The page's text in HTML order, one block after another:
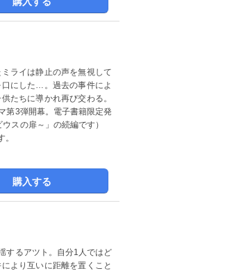
ライは静止の声を無視して
にした…。過去の事件によ
たちに導かれ再び交わる。
第3弾開幕。電子書籍限定発
ウスの扉～」の続編です）
購入する
するアツト。自分1人ではど
より互いに距離を置くこと